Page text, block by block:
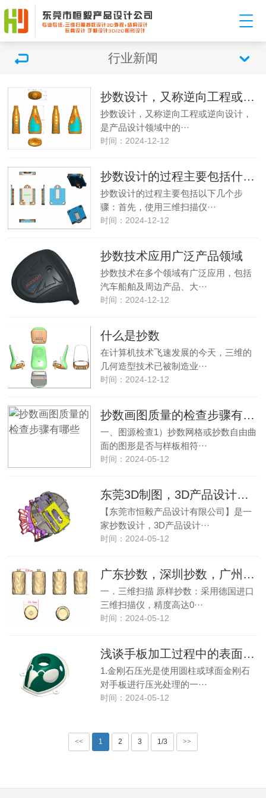
行业新闻
‌抄数设计，又称‌逆向工程或逆向设计
‌抄数设计，又称‌逆向工程或逆向设计，
是产品设计领域中的···
时间：2024-12-12
抄数设计的过程主要包括什么步骤
抄数设计的过程主要包括以下几个步
骤：首先，使用三维扫描仪···
时间：2024-12-12
抄数技术应用广泛产品领域
抄数技术在多个领域有广泛应用，包括
汽车船舶及周边产品、大···
时间：2024-12-12
什么是抄数
在计算机技术飞速发展的今天，三维的
几何造型技术已被制造业···
时间：2024-12-12
抄数画图质量的检查步骤有哪些
一、图源检查1）抄数网格或抄数自由曲
面的图形是否与样板相符···
时间：2024-05-12
东莞3D制图，3D产品设计，手板设计，抄数公司，东莞三维抄数，玩具设计
【东莞市恒毅产品设计有限公司】是一
家抄数设计，3D产品设计···
时间：2024-05-12
广东抄数，深圳抄数，广州抄数，东莞抄数，惠州抄数，中山抄数，佛山抄数
一．三维扫描 原样抄数：采用德国进口
三维扫描仪，精度高达0···
时间：2024-05-12
浅谈手板加工过程中的表面强化方法
1.金刚石压光是使用圆柱或球面金刚石
对手板进行压光处理的一···
时间：2024-05-12
<< 1 2 3 1/3 >>